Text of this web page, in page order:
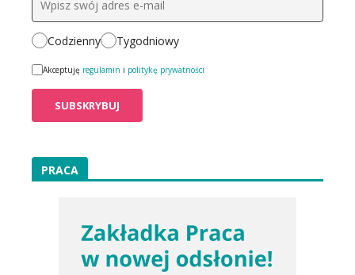
Codzienny Tygodniowy
Akceptuję regulamin i politykę prywatności
PRACA